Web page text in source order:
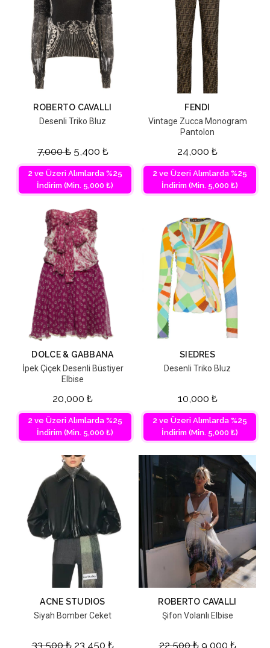
ROBERTO CAVALLI
Desenli Triko Bluz
7,000₺ 5,400 ₺
2 ve Üzeri Alımlarda %25
İndirim (Min. 5,000 ₺)
FENDI
Vintage Zucca Monogram
Pantolon
24,000 ₺
2 ve Üzeri Alımlarda %25
İndirim (Min. 5,000 ₺)
DOLCE & GABBANA
İpek Çiçek Desenli Büstiyer
Elbise
20,000 ₺
2 ve Üzeri Alımlarda %25
İndirim (Min. 5,000 ₺)
SIEDRES
Desenli Triko Bluz
10,000 ₺
2 ve Üzeri Alımlarda %25
İndirim (Min. 5,000 ₺)
ACNE STUDIOS
Siyah Bomber Ceket
33,500₺ 23,450 ₺
ROBERTO CAVALLI
Şifon Volanlı Elbise
22,500₺ 9,000 ₺